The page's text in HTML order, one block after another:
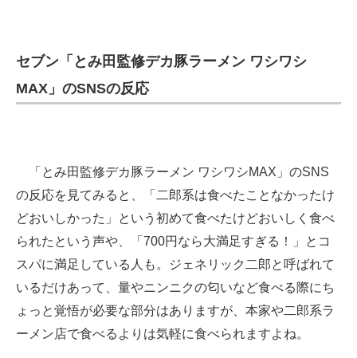
セブン「とみ田監修デカ豚ラーメン ワシワシ
MAX」のSNSの反応
「とみ田監修デカ豚ラーメン ワシワシMAX」のSNS
の反応を見てみると、「二郎系は食べたことなかったけ
どおいしかった」という初めて食べたけどおいしく食べ
られたという声や、「700円なら大満足すぎる！」とコ
スパに満足している人も。ジェネリック二郎と呼ばれて
いるだけあって、量やニンニクの匂いなど食べる際にち
ょっと覚悟が必要な部分はありますが、本家や二郎系ラ
ーメン店で食べるよりは気軽に食べられますよね。